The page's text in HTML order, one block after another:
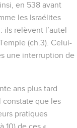
en 538 avant
les Israélites
ils relèvent l’autel
(ch.3). Celui-
une interruption de
ans plus tard
constate que les
pratiques
10) de ces «